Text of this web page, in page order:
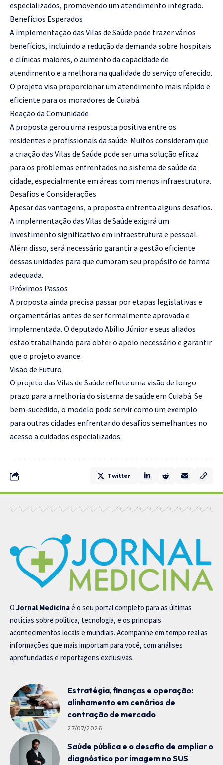
especializados, promovendo um atendimento integrado.
Benefícios Esperados
A implementação das Vilas de Saúde pode trazer vários
benefícios, incluindo a redução da demanda sobre hospitais
e clínicas maiores, o aumento da capacidade de
atendimento e a melhora na qualidade do serviço oferecido.
O projeto visa proporcionar um atendimento mais rápido e
eficiente para os moradores de Cuiabá.
Reação da Comunidade
A proposta gerou uma resposta positiva entre os
residentes e profissionais da saúde. Muitos consideram que
a criação das Vilas de Saúde pode ser uma solução eficaz
para os problemas enfrentados no sistema de saúde da
cidade, especialmente em áreas com menos infraestrutura.
Desafios e Considerações
Apesar das vantagens, a proposta enfrenta alguns desafios.
A implementação das Vilas de Saúde exigirá um
investimento significativo em infraestrutura e pessoal.
Além disso, será necessário garantir a gestão eficiente
dessas unidades para que cumpram seu propósito de forma
adequada.
Próximos Passos
A proposta ainda precisa passar por etapas legislativas e
orçamentárias antes de ser formalmente aprovada e
implementada. O deputado Abílio Júnior e seus aliados
estão trabalhando para obter o apoio necessário e garantir
que o projeto avance.
Visão de Futuro
O projeto das Vilas de Saúde reflete uma visão de longo
prazo para a melhoria do sistema de saúde em Cuiabá. Se
bem-sucedido, o modelo pode servir como um exemplo
para outras cidades enfrentando desafios semelhantes no
acesso a cuidados especializados.
Twitter
O Jornal Medicinaé o seu portal completo para as últimas
notícias sobre política, tecnologia, e os principais
acontecimentos locais e mundiais. Acompanhe em tempo real as
informações que mais importam para você, com análises
aprofundadas e reportagens exclusivas.
Estratégia, finanças e operação:
alinhamento em cenários de
contração de mercado
27/07/2026
Saúde pública e o desafio de ampliar o
diagnóstico por imagem no SUS